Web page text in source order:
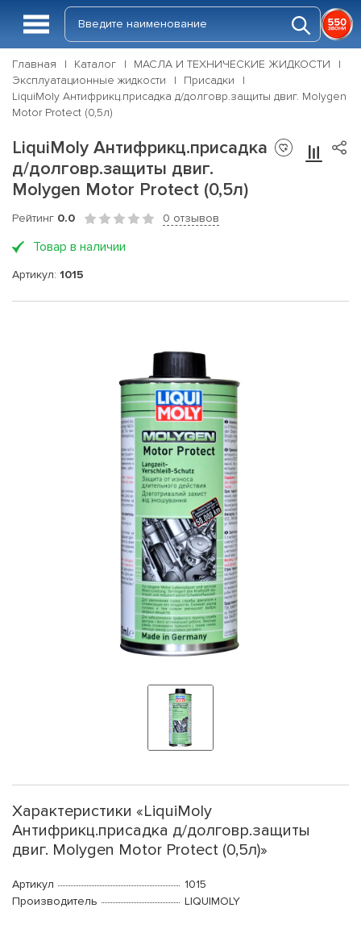
Главная Каталог
МАСЛА И ТЕХНИЧЕСКИЕ ЖИДКОСТИ
Эксплуатационные жидкости
Присадки
LiquiMoly Антифрикц.присадка д/долговр.защиты двиг. Molygen
Motor Protect (0,5л)
LiquiMoly Антифрикц.присадка
д/долговр.защиты двиг.
Molygen Motor Protect (0,5л)
Рейтинг 0.0 0 отзывов
Товар в наличии
Артикул: 1015
Характеристики «LiquiMoly
Антифрикц.присадка д/долговр.защиты
двиг. Molygen Motor Protect (0,5л)»
Артикул
1015
Производитель
LIQUIMOLY